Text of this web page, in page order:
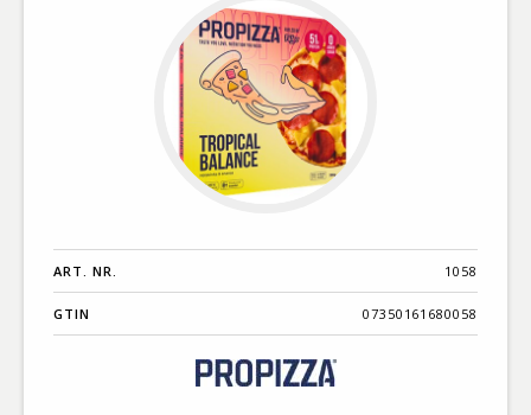
ART. NR. 1058
GTIN 07350161680058